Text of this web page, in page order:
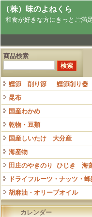
(株）味のよねくら
和食が好きな方にきっとご満
商品検索
鰹節 削り節 鰹節削り器
昆布
国産わかめ
乾物・豆類
国産しいたけ 大分産
海産物
田庄のやきのり ひじき 海
ドライフルーツ・ナッツ・蜂
胡麻油・オリーブオイル
カレンダー